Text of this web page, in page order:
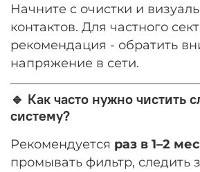
Начните с очистки и
контактов. Для частного
рекомендация - обратить
напряжение в сети.
🔹 Как часто нужно чистить
систему?
Рекомендуется раз в 1–2
промывать фильтр, следить